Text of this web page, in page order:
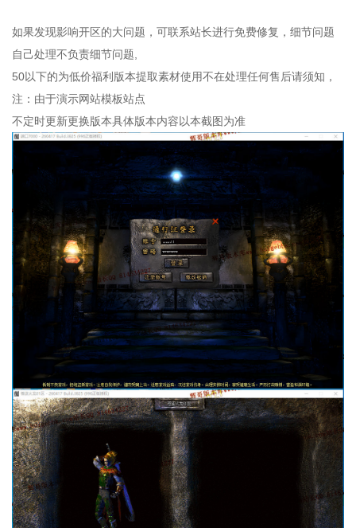
如果发现影响开区的大问题，可联系站长进行免费修复，细节问题
自己处理不负责细节问题,
50以下的为低价福利版本提取素材使用不在处理任何售后请须知，
注：由于演示网站模板站点
不定时更新更换版本具体版本内容以本截图为准